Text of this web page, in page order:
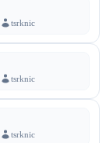
tsrknic
tsrknic
tsrknic